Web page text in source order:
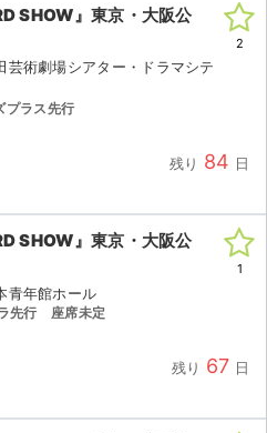
SHOW』東京・大阪公
術劇場シアター・ドラマシテ
ラス先行
残り 84 日
2
SHOW』東京・大阪公
年館ホール
先行 座席未定
残り 67 日
1